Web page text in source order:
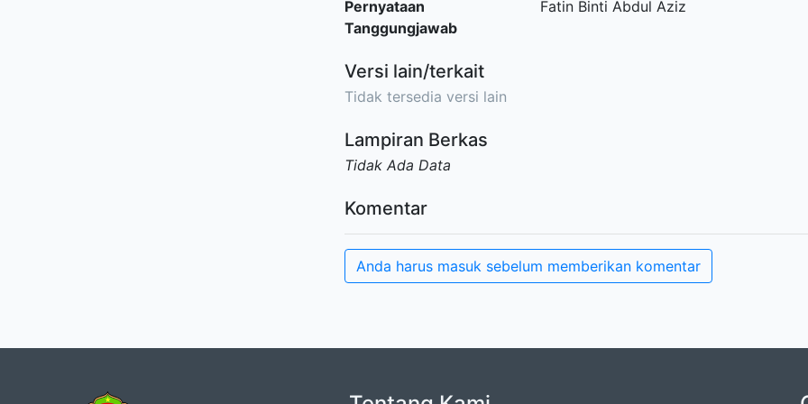
Pernyataan
Tanggungjawab
Fatin Binti Abdul Aziz
Versi lain/terkait
Tidak tersedia versi lain
Lampiran Berkas
Tidak Ada Data
Komentar
Anda harus masuk sebelum memberikan komentar